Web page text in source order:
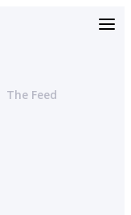
The Feed